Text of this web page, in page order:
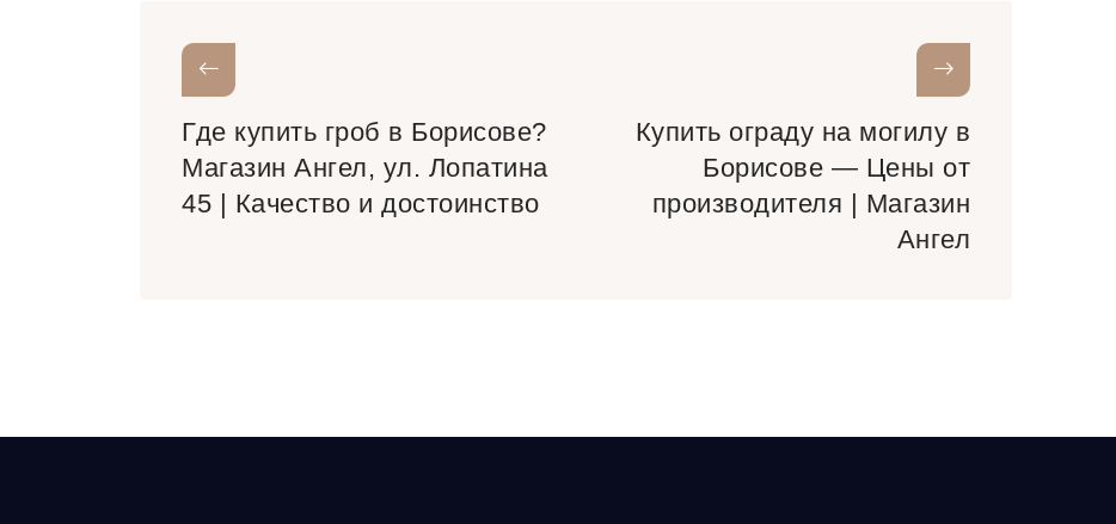
Где купить гроб в Борисове?
Магазин Ангел, ул. Лопатина
45 | Качество и достоинство
Купить ограду на могилу в
Борисове — Цены от
производителя | Магазин
Ангел